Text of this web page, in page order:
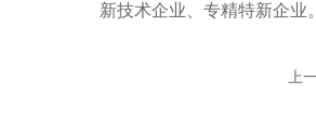
新技术企业、专精特新企业。
上